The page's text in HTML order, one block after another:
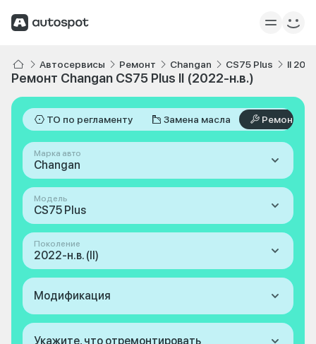
Автосервисы Ремонт Changan CS75 Plus II
Ремонт Changan CS75 Plus II (2022-н.в.)
ТО по регламенту Замена масла Ремонт
Марка авто
Changan
Модель
CS75 Plus
Поколение
2022-н.в. (II)
Модификация
Укажите, что отремонтировать